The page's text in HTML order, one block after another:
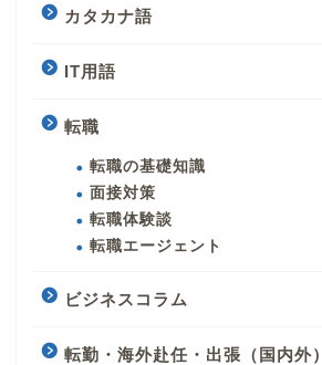
カタカナ語
IT用語
転職
転職の基礎知識
面接対策
転職体験談
転職エージェント
ビジネスコラム
転勤・海外赴任・出張（国内外）